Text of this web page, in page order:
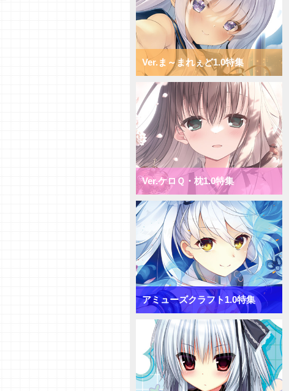
【デッキ紹介】超大型キャラで蹂
躙せよ！ ニトロオリジン1.0 ミ
ックス宙単デッキ
【デッキ紹介】サポートと移動で
攻め続けろ！ ニトロオリジン
1.0 ミックス花単デッキ
【デッキ紹介】超大型キャラへコ
ンバート！ ニトロオリジン1.0
ミックス月単デッキ
【デッキ紹介】盤面一掃で隙を突
け！ ニトロオリジン1.0 ミック
ス雪単デッキ
【初心者向けVol.38】「ターンリ
カバリー」「プリンシパル」「サ
プライズ」について
【初心者向けVol.37】「おうちで
リセ」をやってみよう！
【研究員イチオシカード紹介
Vol.65】きゃべつそふと1.0【初
心者向け】
【研究員イチオシカード紹介
Vol.64】きゃべつそふと1.0【初
心者向け】
【研究員イチオシカード紹介
Vol.63】きゃべつそふと1.0【初
心者向け】
【デッキ紹介】コスト大量発生！
きゃべつそふと1.0 ミックス日
単デッキ
【デッキ紹介】フィールド全体を
チャージ！ きゃべつそふと1.0
ミックス宙単デッキ
Ver.ま～まれぇど1.0特集
Ver.ケロＱ・枕1.0特集
アミューズクラフト1.0特集